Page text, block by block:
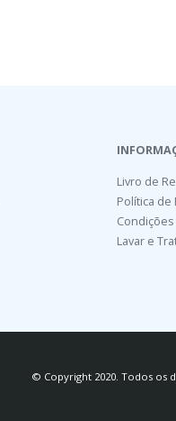
Livro de
Política de
Lavar e
© Copyright 2020. Todos os